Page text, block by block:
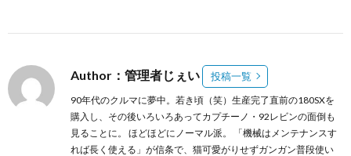
Author：管理者じぇい 投稿一覧
90年代のクルマに夢中。若き頃（笑）生産完了直前の180SXを
購入し、その後いろいろあってカプチーノ・92レビンの面倒も
見ることに。 ほどほどにノーマル派。 「機械はメンテナンスす
れば長く使える」が信条で、猫可愛がりせずガンガン普段使い